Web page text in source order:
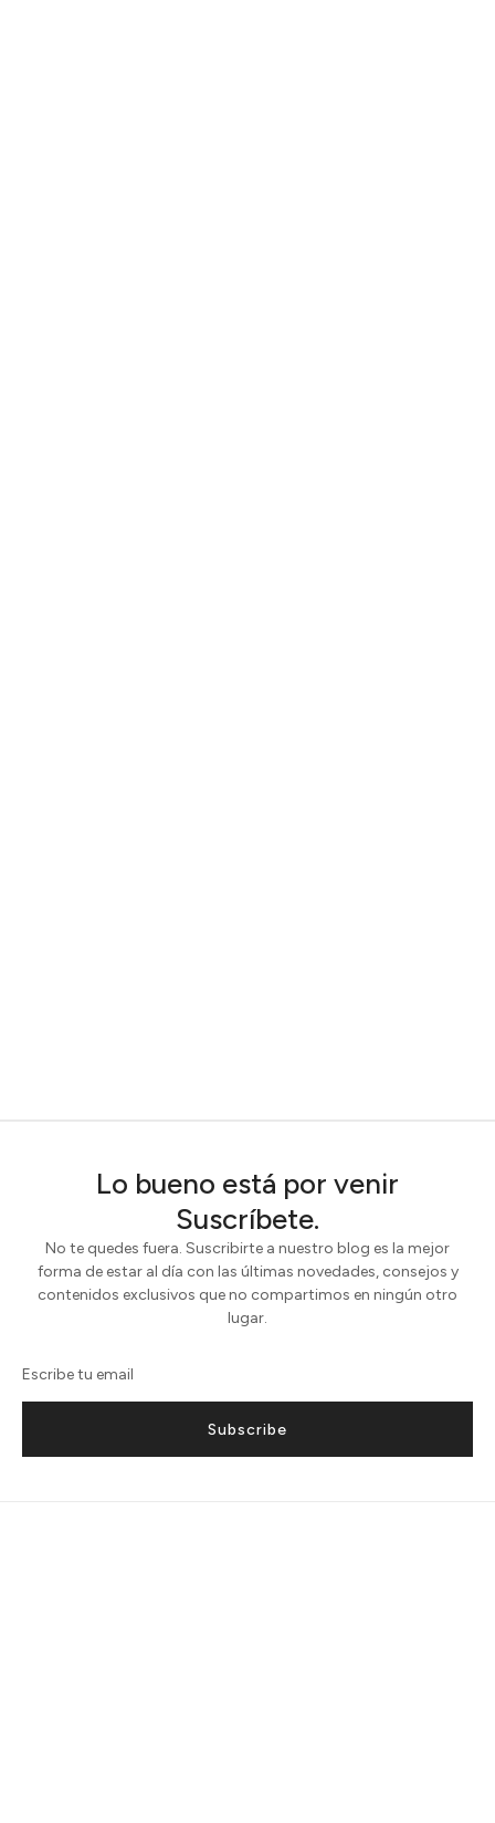
Lo bueno está por venir
Suscríbete.
No te quedes fuera. Suscribirte a nuestro blog es la mejor
forma de estar al día con las últimas novedades, consejos y
contenidos exclusivos que no compartimos en ningún otro
lugar.
Subscribe